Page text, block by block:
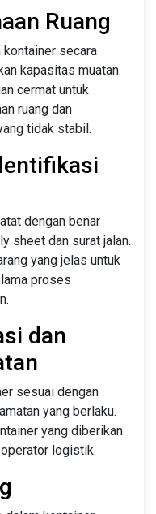
Ruang
kontainer secara
kapasitas muatan.
cermat untuk
ruang dan
tidak stabil.
dengan benar
sheet dan surat jalan.
yang jelas untuk
proses
dan
sesuai dengan
yang berlaku.
yang diberikan
logistik.